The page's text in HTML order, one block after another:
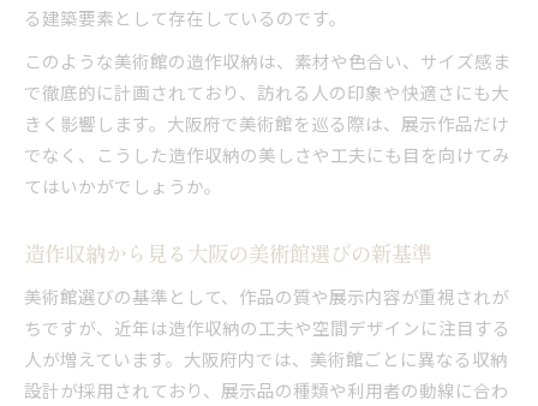
る建築要素として存在しているのです。
このような美術館の造作収納は、素材や色合い、サイズ感ま
で徹底的に計画されており、訪れる人の印象や快適さにも大
きく影響します。大阪府で美術館を巡る際は、展示作品だけ
でなく、こうした造作収納の美しさや工夫にも目を向けてみ
てはいかがでしょうか。
造作収納から見る大阪の美術館選びの新基準
美術館選びの基準として、作品の質や展示内容が重視されが
ちですが、近年は造作収納の工夫や空間デザインに注目する
人が増えています。大阪府内では、美術館ごとに異なる収納
設計が採用されており、展示品の種類や利用者の動線に合わ